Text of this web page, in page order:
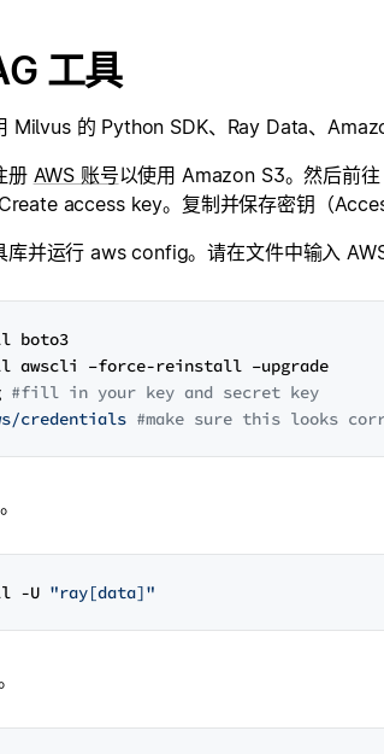
工具
Milvus 的 Python SDK、Ray Data、
册 AWS 账号以使用 Amazon S3。然后前
access key。复制并保存密钥（
库并运行 aws config。请在文件中输入 AWS
boto3
awscli –force-reinstall –upgrade
#fill in your key and secret key
credentials #make sure this looks
-U "ray[data]"